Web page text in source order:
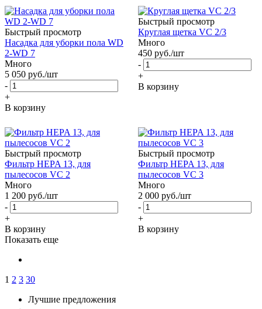
Быстрый просмотр
Насадка для уборки пола WD
2-WD 7
Много
5 050 руб./шт
-
+
В корзину
Быстрый просмотр
Круглая щетка VC 2/3
Много
450 руб./шт
-
+
В корзину
Быстрый просмотр
Фильтр HEPA 13, для
пылесосов VC 2
Много
1 200 руб./шт
-
+
В корзину
Быстрый просмотр
Фильтр HEPA 13, для
пылесосов VC 3
Много
2 000 руб./шт
-
+
В корзину
Показать еще
1 2 3 30
Лучшие предложения